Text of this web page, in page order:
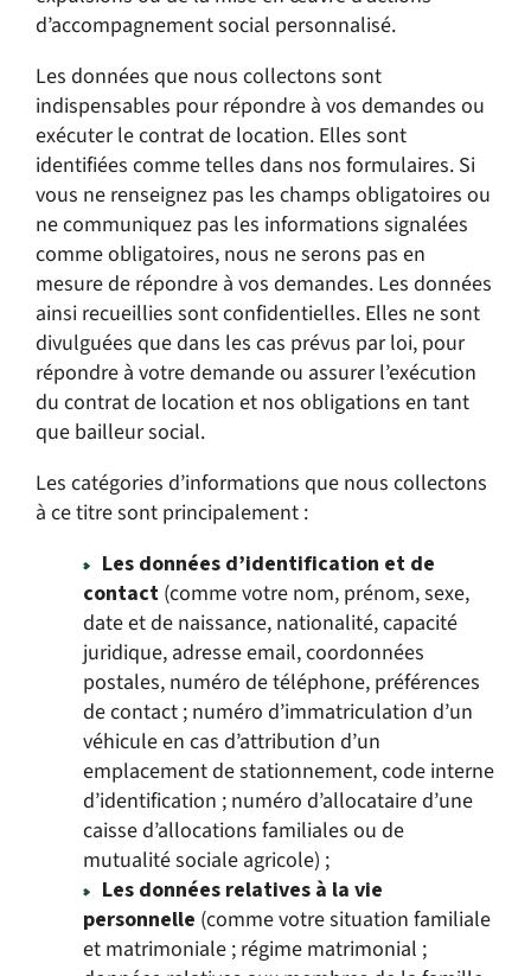
d’accompagnement social personnalisé.
Les données que nous collectons sont
indispensables pour répondre à vos demandes ou
exécuter le contrat de location. Elles sont
identifiées comme telles dans nos formulaires. Si
vous ne renseignez pas les champs obligatoires ou
ne communiquez pas les informations signalées
comme obligatoires, nous ne serons pas en
mesure de répondre à vos demandes. Les données
ainsi recueillies sont confidentielles. Elles ne sont
divulguées que dans les cas prévus par loi, pour
répondre à votre demande ou assurer l’exécution
du contrat de location et nos obligations en tant
que bailleur social.
Les catégories d’informations que nous collectons
à ce titre sont principalement :
Les données d’identification et de
contact (comme votre nom, prénom, sexe,
date et de naissance, nationalité, capacité
juridique, adresse email, coordonnées
postales, numéro de téléphone, préférences
de contact ; numéro d’immatriculation d’un
véhicule en cas d’attribution d’un
emplacement de stationnement, code interne
d’identification ; numéro d’allocataire d’une
caisse d’allocations familiales ou de
mutualité sociale agricole) ;
Les données relatives à la vie
personnelle (comme votre situation familiale
et matrimoniale ; régime matrimonial ;